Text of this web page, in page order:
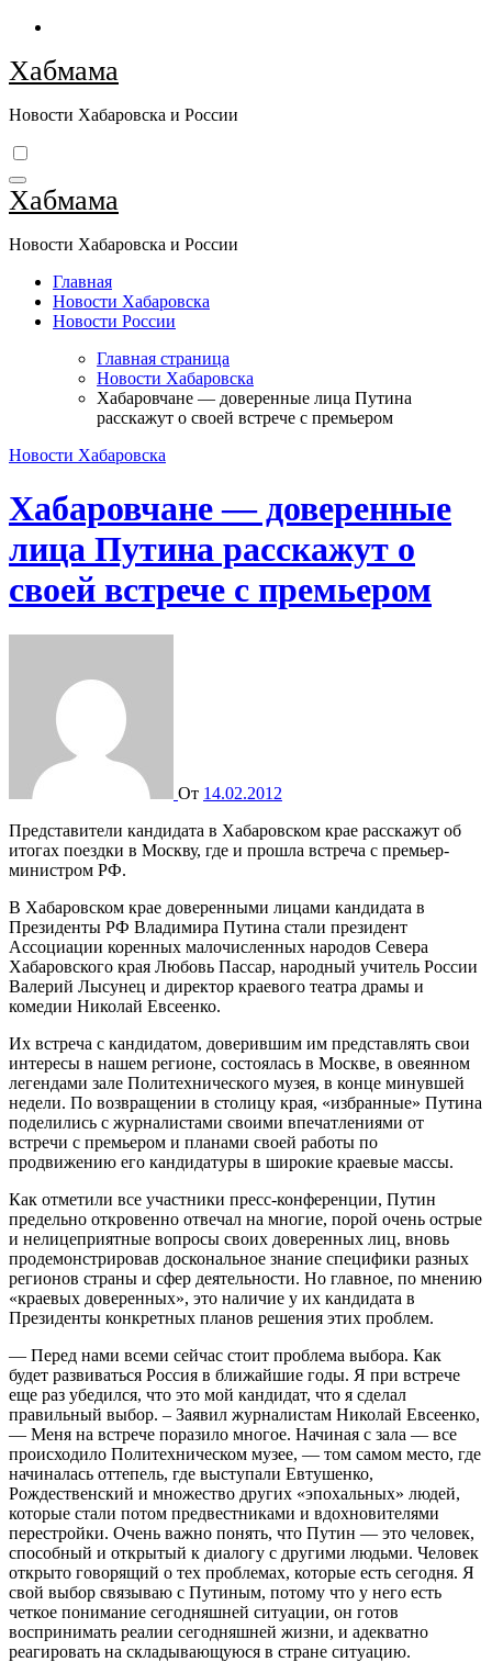
Перейти
содержимому
Хабмама
Новости Хабаровска и России
Хабмама
Новости Хабаровска и России
Главная
Новости Хабаровска
Новости России
Главная страница
Новости Хабаровска
Хабаровчане — доверенные лица Путина
расскажут о своей встрече с премьером
Новости Хабаровска
Хабаровчане — доверенные
лица Путина расскажут о
своей встрече с премьером
От 14.02.2012
Представители кандидата в Хабаровском крае расскажут об
итогах поездки в Москву, где и прошла встреча с премьер-
министром РФ.
В Хабаровском крае доверенными лицами кандидата в
Президенты РФ Владимира Путина стали президент
Ассоциации коренных малочисленных народов Севера
Хабаровского края Любовь Пассар, народный учитель России
Валерий Лысунец и директор краевого театра драмы и
комедии Николай Евсеенко.
Их встреча с кандидатом, доверившим им представлять свои
интересы в нашем регионе, состоялась в Москве, в овеянном
легендами зале Политехнического музея, в конце минувшей
недели. По возвращении в столицу края, «избранные» Путина
поделились с журналистами своими впечатлениями от
встречи с премьером и планами своей работы по
продвижению его кандидатуры в широкие краевые массы.
Как отметили все участники пресс-конференции, Путин
предельно откровенно отвечал на многие, порой очень острые
и нелицеприятные вопросы своих доверенных лиц, вновь
продемонстрировав доскональное знание специфики разных
регионов страны и сфер деятельности. Но главное, по мнению
«краевых доверенных», это наличие у их кандидата в
Президенты конкретных планов решения этих проблем.
— Перед нами всеми сейчас стоит проблема выбора. Как
будет развиваться Россия в ближайшие годы. Я при встрече
еще раз убедился, что это мой кандидат, что я сделал
правильный выбор. – Заявил журналистам Николай Евсеенко,
— Меня на встрече поразило многое. Начиная с зала — все
происходило Политехническом музее, — том самом место, где
начиналась оттепель, где выступали Евтушенко,
Рождественский и множество других «эпохальных» людей,
которые стали потом предвестниками и вдохновителями
перестройки. Очень важно понять, что Путин — это человек,
способный и открытый к диалогу с другими людьми. Человек
открыто говорящий о тех проблемах, которые есть сегодня. Я
свой выбор связываю с Путиным, потому что у него есть
четкое понимание сегодняшней ситуации, он готов
воспринимать реалии сегодняшней жизни, и адекватно
реагировать на складывающуюся в стране ситуацию.